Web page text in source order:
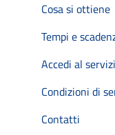
Cosa si ottiene
Tempi e
Accedi al
Condizioni di
Contatti